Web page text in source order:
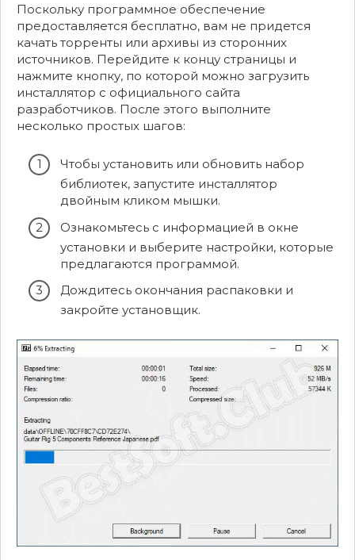
Поскольку программное обеспечение
предоставляется бесплатно, вам не придется
качать торренты или архивы из сторонних
источников. Перейдите к концу страницы и
нажмите кнопку, по которой можно загрузить
инсталлятор с официального сайта
разработчиков. После этого выполните
несколько простых шагов:
Чтобы установить или обновить набор
библиотек, запустите инсталлятор
двойным кликом мышки.
Ознакомьтесь с информацией в окне
установки и выберите настройки, которые
предлагаются программой.
Дождитесь окончания распаковки и
закройте установщик.